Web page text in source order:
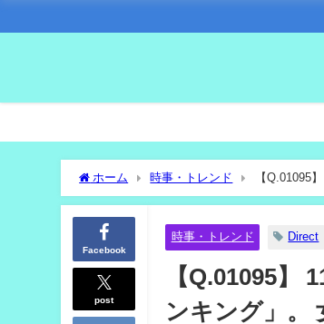
ホーム 時事・トレンド 【Q.01095
Facebook
post
時事・トレンド Direct
【Q.01095】
ンキング」。